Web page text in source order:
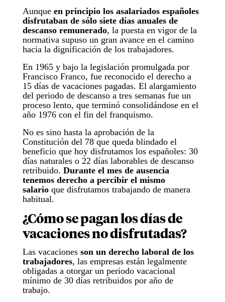
Aunque en principio los asalariados españoles
disfrutaban de sólo siete días anuales de
descanso remunerado, la puesta en vigor de la
normativa supuso un gran avance en el camino
hacia la dignificación de los trabajadores.
En 1965 y bajo la legislación promulgada por
Francisco Franco, fue reconocido el derecho a
15 días de vacaciones pagadas. El alargamiento
del periodo de descanso a tres semanas fue un
proceso lento, que terminó consolidándose en el
año 1976 con el fin del franquismo.
No es sino hasta la aprobación de la
Constitución del 78 que queda blindado el
beneficio que hoy disfrutamos los españoles: 30
días naturales o 22 días laborables de descanso
retribuido. Durante el mes de ausencia
tenemos derecho a percibir el mismo
salario que disfrutamos trabajando de manera
habitual.
¿Cómo se pagan los días de
vacaciones no disfrutadas?
Las vacaciones son un derecho laboral de los
trabajadores, las empresas están legalmente
obligadas a otorgar un periodo vacacional
mínimo de 30 días retribuidos por año de
trabajo.